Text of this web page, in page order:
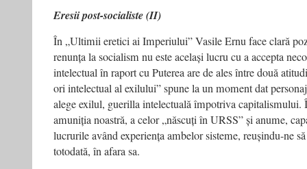
Eresii post-socialiste (II)
În „Ultimii eretici ai Imperiului” Vasile Ernu face clară
renunța la socialism nu este același lucru cu a accepta
intelectual în raport cu Puterea are de ales între două
ori intelectual al exilului” spune la un moment dat
alege exilul, guerilla intelectuală împotriva capitalismului.
amuniția noastră, a celor „născuți în URSS” și anume,
lucrurile având experiența ambelor sisteme, reușindu-ne
totodată, în afara sa.